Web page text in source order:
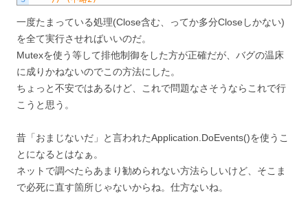
一度たまっている処理(Close含む、ってか多分Closeしかない)
を全て実行させればいいのだ。
Mutexを使う等して排他制御をした方が正確だが、バグの温床
に成りかねないのでこの方法にした。
ちょっと不安ではあるけど、これで問題なさそうならこれで行
こうと思う。
昔「おまじないだ」と言われたApplication.DoEvents()を使うこ
とになるとはなぁ。
ネットで調べたらあまり勧められない方法らしいけど、そこま
で必死に直す箇所じゃないからね。仕方ないね。